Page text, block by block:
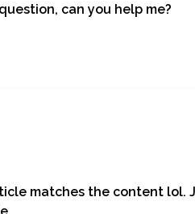
can you help me?
matches the content lol.